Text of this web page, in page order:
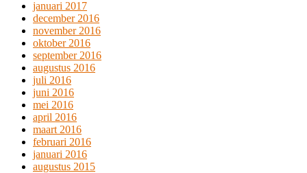
januari 2017
december 2016
november 2016
oktober 2016
september 2016
augustus 2016
juli 2016
juni 2016
mei 2016
april 2016
maart 2016
februari 2016
januari 2016
augustus 2015